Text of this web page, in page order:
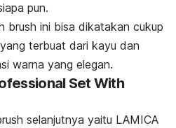
pun.
brush ini bisa dikatakan cukup
terbuat dari kayu dan
warna yang elegan.
Set With
selanjutnya yaitu LAMICA